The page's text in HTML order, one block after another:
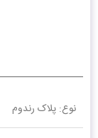
نوع: پلاک رندوم